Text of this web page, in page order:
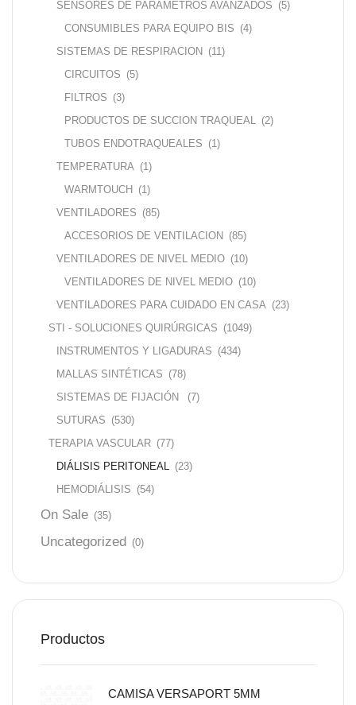
SENSORES DE PARAMETROS AVANZADOS (5)
CONSUMIBLES PARA EQUIPO BIS (4)
SISTEMAS DE RESPIRACION (11)
CIRCUITOS (5)
FILTROS (3)
PRODUCTOS DE SUCCION TRAQUEAL
(2)
TUBOS ENDOTRAQUEALES (1)
TEMPERATURA (1)
WARMTOUCH (1)
VENTILADORES (85)
ACCESORIOS DE VENTILACION (85)
VENTILADORES DE NIVEL MEDIO (10)
VENTILADORES DE NIVEL MEDIO (10)
VENTILADORES PARA CUIDADO EN CASA (23)
STI - SOLUCIONES QUIRÚRGICAS (1049)
INSTRUMENTOS Y LIGADURAS (434)
MALLAS SINTÉTICAS (78)
SISTEMAS DE FIJACIÓN
(7)
SUTURAS (530)
TERAPIA VASCULAR (77)
DIÁLISIS PERITONEAL
(23)
HEMODIÁLISIS (54)
On Sale (35)
Uncategorized (0)
Productos
CAMISA VERSAPORT 5MM